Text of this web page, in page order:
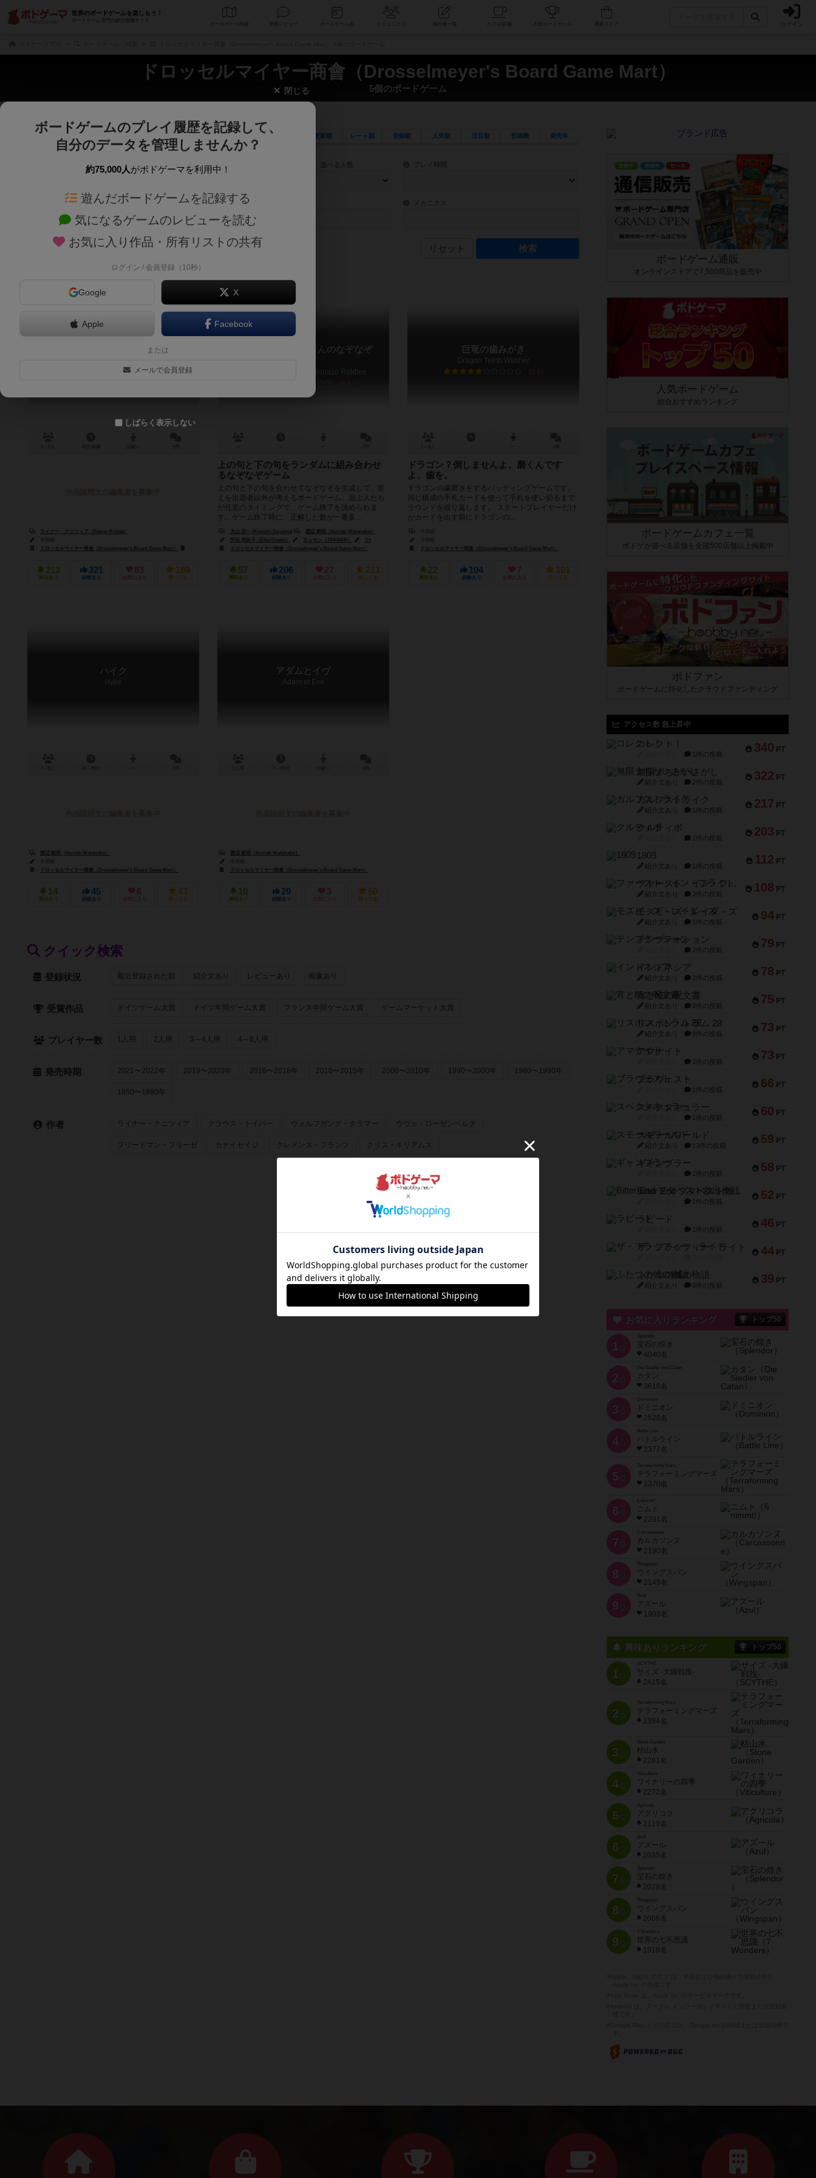
世界のボードゲームを楽しもう！
ボードゲーム専門の総合情報サイト
データベース コミュニティ 人気ボードゲーム ログイン
ドロッセルマイヤー商會（Drosselmeyer's Board Game Mart）
5個のボードゲーム
じっくり表示 更新順 レート順 登録順 人気順 注目順 投稿数 発売年
商品名、商品説明文、デザイナー名、テーマ名、メカニクス名を対象にフリーワード検索ができます。
ゲームデザイナー名を指定して検索できます。
ゲームデザイナー 目安となる所要時間を指定することができます。マニュアルを読む時間や参加者へのルール説明時間は含まれていないため、初めて
対象年齢を指定します。 世界観や登場人物などモチーフ・ストーリーを指定することができます。直感的にゲームシステムを理解できるよう、中世ファンタジー・クッキング・海賊同士の対決など、ゲームコンセプトを絞
テーマ/フレーバー ゲーム性を構成するコアシステムです。主にボードゲームに慣れている方向けの絞込機能です。例えば「ダイスロール」はランダ
リセット
6.3
ライナー・クニツィア（Reiner Knizia）
ドロッセルマイヤー商會（Drosselmeyer's Board Game Mart）
ニューゲームズオーダー（New Games Order, LLC） オインクゲームズ（Oink Games）
213
興味あり
321
経験あり
83
お気に入り
189
持ってる
ドロッセルマイヤーさんのなぞなぞ
Mr. Drosselmeyer's Nazonazo Riddles
5.9
上の句と下の句をランダムに組み合わせ
るなぞなぞゲーム
上の句と下の句を合わせてなぞなぞを生成して、答
えを出題者以外が考えるボードゲーム。遊ぶ人たち
が任意のタイミングで、ゲーム終了を決められま
す。ゲーム終了時に、正解した数が一番多...
大山 功一 (Kouichi Ooyama)
渡辺 範明（Noriaki Watanabe）
宇佐 美詠子（Eiko Usami）
タンサン（TANSAN）
U#
ドロッセルマイヤー商會（Drosselmeyer's Board Game Mart）
57
興味あり
206
経験あり
27
お気に入り
211
持ってる
巨竜の歯みがき
Dragon Teeth Washer
5.9
ドラゴン？倒しませんよ。磨くんです
よ、歯を。
ドラゴンの歯磨きをするバッティングゲームです。
同じ構成の手札カードを使って手札を使い切るまで
ラウンドを繰り返します。 スタートプレイヤーだけ
がカードを出す前にドラゴンの...
ドロッセルマイヤー商會（Drosselmeyer's Board Game Mart）
22
興味あり
104
経験あり
7
お気に入り
101
持ってる
ハイク
Hyke
渡辺 範明（Noriaki Watanabe）
ドロッセルマイヤー商會（Drosselmeyer's Board Game Mart）
14
興味あり
45
経験あり
6
お気に入り
43
持ってる
アダムとイヴ
Adam et Eve
渡辺 範明（Noriaki Watanabe）
ドロッセルマイヤー商會（Drosselmeyer's Board Game Mart）
10
興味あり
29
経験あり
3
お気に入り
50
持ってる
クイック検索
登録状況 最近登録された順 紹介文あり レビューあり 画像あり
受賞作品 ドイツゲーム大賞 ドイツ年間ゲーム大賞 フランス年間ゲーム大賞 ゲームマーケット大賞
プレイヤー数 1人用 2人用 3～4人用 4～8人用
発売時期 2021〜2022年 2019〜2020年 2016〜2018年 2010〜2015年 2000〜2010年 1990〜2000年 1980〜1990年
1950〜1980年
作者 ライナー・クニツィア クラウス・トイバー ヴォルフガング・クラマー ウヴェ・ローゼンベルク
フリードマン・フリーゼ カナイセイジ クレメンス・フランツ クリス・キリアムス
ボードゲーム通販
オンラインストアで7,500商品を販売中
人気ボードゲーム
総合おすすめランキング
ボードゲームカフェ一覧
ボドゲが遊べる店舗を全国500店舗以上掲載中
ボドファン
ボードゲームに特化したクラウドファンディング
アクセス数 急上昇中
340 PT
コレクト！
1件の投稿
322 PT
無限まちがいさがし
紹介文あり 2件の投稿
217 PT
ガルフストライク
紹介文あり 1件の投稿
203 PT
クルティボ
1件の投稿
112 PT
1809
紹介文あり 1件の投稿
108 PT
ファースト・イン・フライト
紹介文あり 3件の投稿
94 PT
モズビ－ズ・レイダ－ズ
紹介文あり 1件の投稿
79 PT
テンプテーション
2件の投稿
78 PT
インドネシア
紹介文あり 2件の投稿
75 PT
宵と暁の呪文書
紹介文あり 8件の投稿
73 PT
リスボン・トラム 28
紹介文あり 9件の投稿
73 PT
アマナイト
1件の投稿
66 PT
ブラヴェスト
1件の投稿
60 PT
スペクタキュラー
1件の投稿
59 PT
スモールワールド
紹介文あり 13件の投稿
58 PT
ギャンブラー
2件の投稿
52 PT
Bitter End ブタペスト救出作戦
1件の投稿
46 PT
ラピード
1件の投稿
44 PT
ザ・フラッフィー・ライト
39 PT
ふたつの城の物語
紹介文あり 6件の投稿
お気に入りランキング トップ50
1 位
宝石の煌き
4040名
2 位
Die Siedler von Catan
カタン
3616名
3 位
ドミニオン
2528名
4位
Battle Line
バトルライン
2377名
5 位
Terraforming Mars
テラフォーミングマーズ
2370名
6 位
ニムト
2201名
7 位
Carcassonne
カルカソンヌ
2190名
8 位
Wingspan
ウイングスパン
2149名
9 位
Azul
アズール
1903名
興味ありランキング トップ50
1位
SCYTHE
サイズ -大鎌戦役-
2415名
2位
Terraforming Mars
テラフォーミングマーズ
2394名
3位
Stone Garden
枯山水
2281名
4位
Viticulture
ワイナリーの四季
2272名
5位
Agricola
アグリコラ
2119名
6位
Azul
アズール
2035名
7位
宝石の煌き
2028名
8位
Wingspan
ウイングスパン
2006名
9位
7 Wonders
世界の七不思議
1919名
閉じる
ボードゲームのプレイ履歴を記録して、
自分のデータを管理しませんか？
約75,000人がボドゲーマを利用中！
遊んだボードゲームを記録する
気になるゲームのレビューを読む
お気に入り作品・所有リストの共有
ログイン / 会員登録（10秒）
Google X
Apple Facebook
または
メールで会員登録
しばらく表示しない